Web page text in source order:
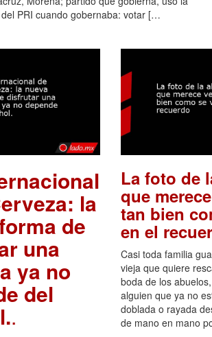
PRI cuando gobernaba: votar […
la
de
una
ya no
del
.
La foto de
que
tan bien
en el
Casi toda familia
vieja que quiere
boda de los
alguien que ya no
doblada o rayada
de mano en mano